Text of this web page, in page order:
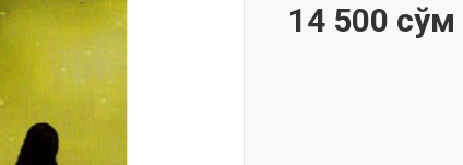
14 500 сўм